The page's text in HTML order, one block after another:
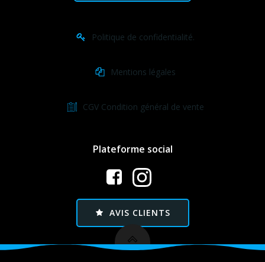
Politique de confidentialité.
Mentions légales
CGV Condition général de vente
Plateforme social
AVIS CLIENTS